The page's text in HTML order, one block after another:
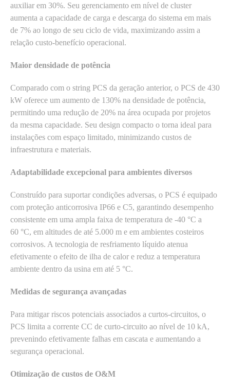
auxiliar em 30%. Seu gerenciamento em nível de cluster
aumenta a capacidade de carga e descarga do sistema em mais
de 7% ao longo de seu ciclo de vida, maximizando assim a
relação custo-benefício operacional.
Maior densidade de potência
Comparado com o string PCS da geração anterior, o PCS de 430
kW oferece um aumento de 130% na densidade de potência,
permitindo uma redução de 20% na área ocupada por projetos
da mesma capacidade. Seu design compacto o torna ideal para
instalações com espaço limitado, minimizando custos de
infraestrutura e materiais.
Adaptabilidade excepcional para ambientes diversos
Construído para suportar condições adversas, o PCS é equipado
com proteção anticorrosiva IP66 e C5, garantindo desempenho
consistente em uma ampla faixa de temperatura de -40 °C a
60 °C, em altitudes de até 5.000 m e em ambientes costeiros
corrosivos. A tecnologia de resfriamento líquido atenua
efetivamente o efeito de ilha de calor e reduz a temperatura
ambiente dentro da usina em até 5 °C.
Medidas de segurança avançadas
Para mitigar riscos potenciais associados a curtos-circuitos, o
PCS limita a corrente CC de curto-circuito ao nível de 10 kA,
prevenindo efetivamente falhas em cascata e aumentando a
segurança operacional.
Otimização de custos de O&M